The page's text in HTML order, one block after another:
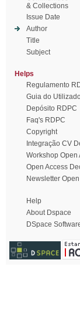
& Collections
Issue Date
Author
Title
Subject
Helps
Regulamento
Guia do
Depósito RDPC
Faq's RDPC
Copyright
Integração CV
Workshop Open
Open Access
Newsletter
Help
About Dspace
DSpace